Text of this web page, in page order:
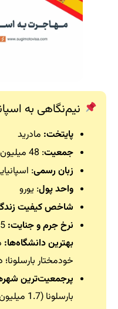
نیم‌نگاهی به
پایتخت: مادرید
جمعیت: 48 میلیون نفر
زبان رسمی:
واحد پول: یورو
شاخص کیفیت
نرخ جرم و جنایت:
بهترین دانشگاه‌ها:
خودمختار بارسلونا؛
پرجمعیت‌ترین
بارسلونا (1.7 میلیون نفر) و والنسیا (840 هزار نفر)